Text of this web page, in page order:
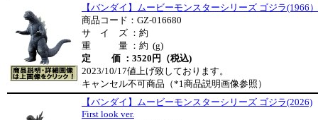
【バンダイ】ムービーモンスターシリーズ ゴジラ(1966）
商品コード：GZ-016680
サ イ ズ ：約
重 量 ：約 (g)
定 価 ：3520円（税込)
2023/10/17値上げ致しております。
キャンセル不可商品（*1商品説明画像参照）
【バンダイ】ムービーモンスターシリーズ ゴジラ(2026)
First look ver.